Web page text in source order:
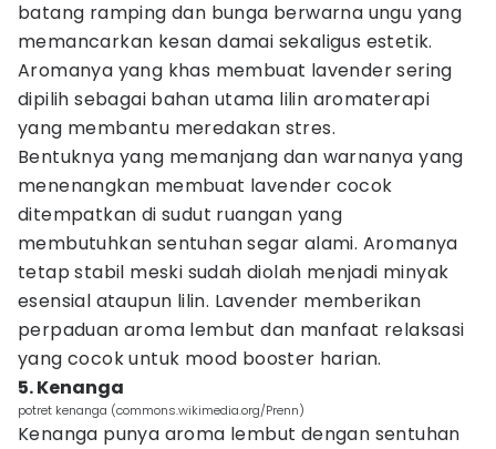
batang ramping dan bunga berwarna ungu yang
memancarkan kesan damai sekaligus estetik.
Aromanya yang khas membuat lavender sering
dipilih sebagai bahan utama lilin aromaterapi
yang membantu meredakan stres.
Bentuknya yang memanjang dan warnanya yang
menenangkan membuat lavender cocok
ditempatkan di sudut ruangan yang
membutuhkan sentuhan segar alami. Aromanya
tetap stabil meski sudah diolah menjadi minyak
esensial ataupun lilin. Lavender memberikan
perpaduan aroma lembut dan manfaat relaksasi
yang cocok untuk mood booster harian.
5. Kenanga
potret kenanga (commons.wikimedia.org/Prenn)
Kenanga punya aroma lembut dengan sentuhan